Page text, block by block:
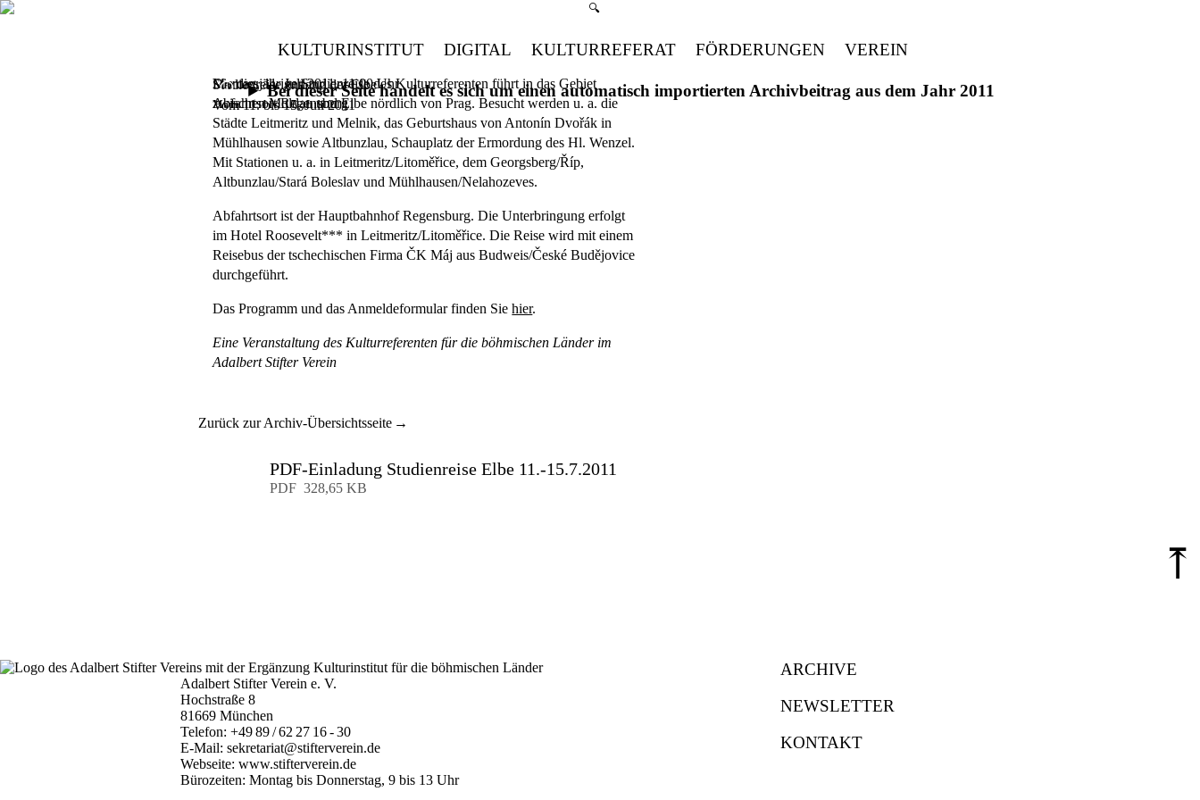
Suchmenü öffnen
🔍
KULTURINSTITUT DIGITAL KULTURREFERAT FÖRDERUNGEN VEREIN
Bei dieser Seite handelt es sich um einen automatisch importierten Archivbeitrag aus dem Jahr 2011
Studienreise entlang der Elbe
Vom 11. bis 15. Juli 2011
Die diesjährige Studienreise des Kulturreferenten führt in das Gebiet
zwischen Moldau und Elbe nördlich von Prag. Besucht werden u. a. die
Städte Leitmeritz und Melnik, das Geburtshaus von Antonín Dvořák in
Mühlhausen sowie Altbunzlau, Schauplatz der Ermordung des Hl. Wenzel.
Mit Stationen u. a. in Leitmeritz/Litoměřice, dem Georgsberg/Říp,
Altbunzlau/Stará Boleslav und Mühlhausen/Nelahozeves.
Abfahrtsort ist der Hauptbahnhof Regensburg. Die Unterbringung erfolgt
im Hotel Roosevelt*** in Leitmeritz/Litoměřice. Die Reise wird mit einem
Reise­bus der tschechischen Firma ČK Máj aus Budweis/České Budějovice
durchgeführt.
Das Programm und das Anmeldeformular finden Siehier.
Eine Veranstaltung des Kulturreferenten für die böhmischen Länder im
Adalbert Stifter Verein
Montag, 11. Juli 2011,11.00 Uhr
Abfahrtsort Regensburg
Zurück zur Archiv-Übersichtsseite
PDF-Einladung Studienreise Elbe 11.-15.7.2011
PDF 328,65 KB
⤒
Adalbert Stifter Verein e. V.
Hochstraße 8
81669 München
Telefon:+49 89 / 62 27 16 - 30
E-Mail:sekretariat@stifterverein.de
Webseite:www.stifterverein.de
Bürozeiten: Montag bis Donnerstag, 9 bis 13 Uhr
ARCHIVE
NEWSLETTER
KONTAKT